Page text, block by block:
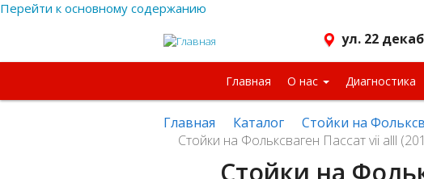
Перейти к основному содержанию
Главная О нас Диагностика
ул. 22
Главная Каталог Стойки на
Стойки на Фольксваген Пассат vii alll
Стойки на